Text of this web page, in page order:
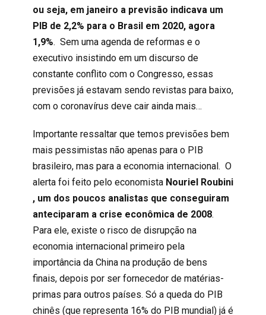
ou seja, em janeiro a previsão indicava um
PIB de 2,2% para o Brasil em 2020, agora
1,9%. Sem uma agenda de reformas e o
executivo insistindo em um discurso de
constante conflito com o Congresso, essas
previsões já estavam sendo revistas para baixo,
com o coronavírus deve cair ainda mais…
Importante ressaltar que temos previsões bem
mais pessimistas não apenas para o PIB
brasileiro, mas para a economia internacional. O
alerta foi feito pelo economista Nouriel Roubini
, um dos poucos analistas que conseguiram
anteciparam a crise econômica de 2008.
Para ele, existe o risco de disrupção na
economia internacional primeiro pela
importância da China na produção de bens
finais, depois por ser fornecedor de matérias-
primas para outros países. Só a queda do PIB
chinês (que representa 16% do PIB mundial) já é